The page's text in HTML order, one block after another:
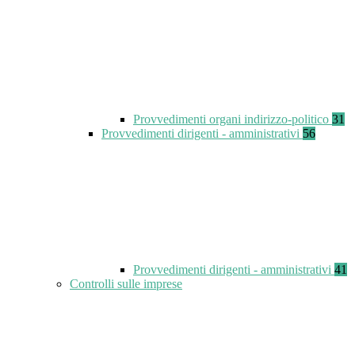
Provvedimenti organi indirizzo-politico 31
Provvedimenti dirigenti - amministrativi 56
Provvedimenti dirigenti - amministrativi 41
Controlli sulle imprese